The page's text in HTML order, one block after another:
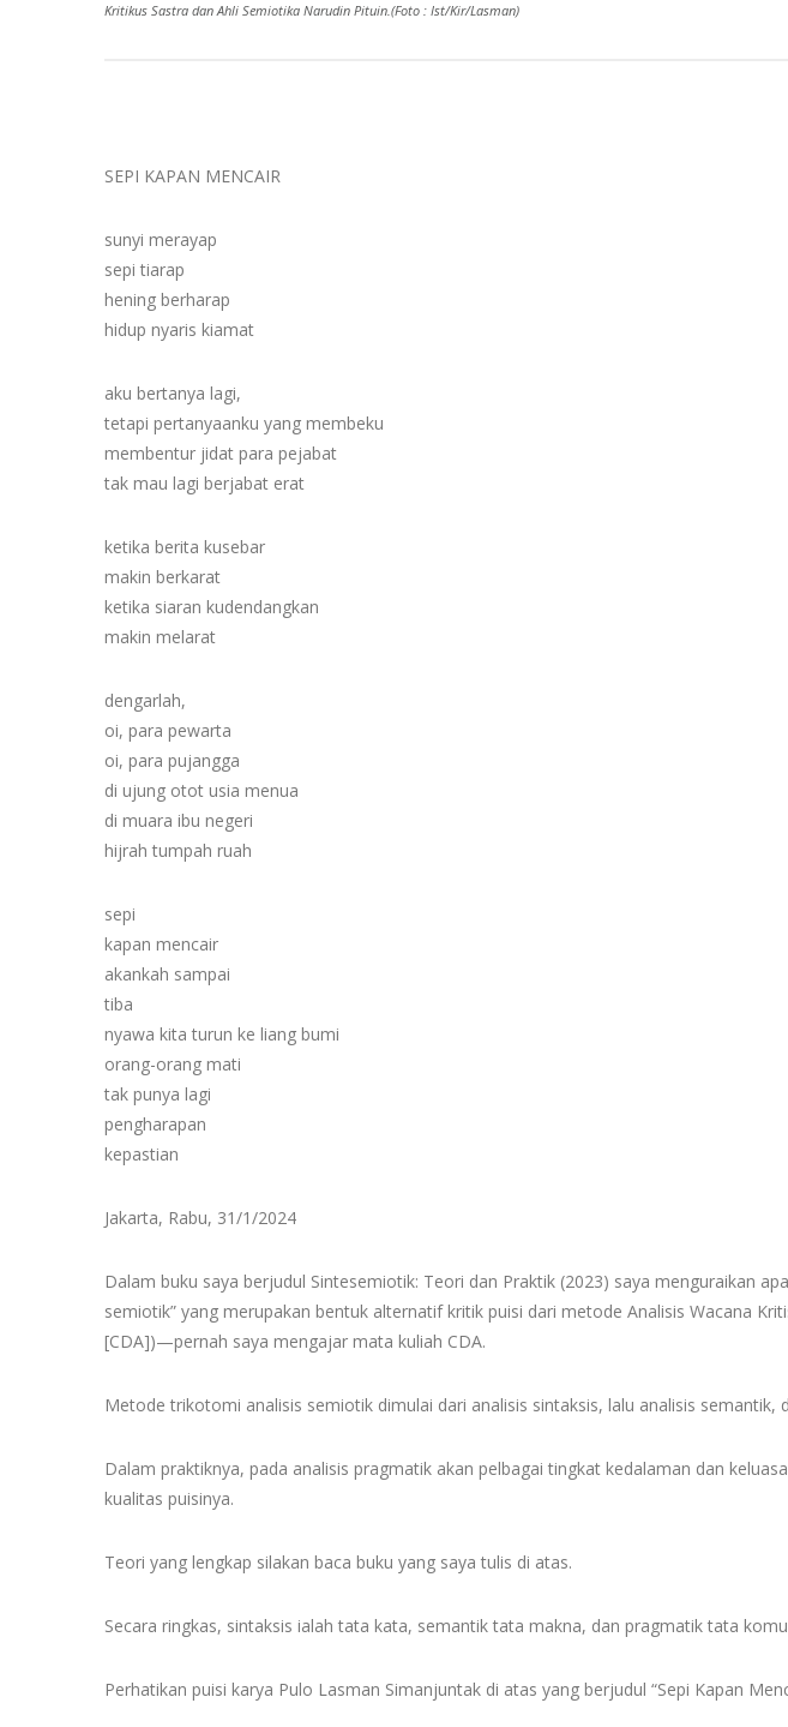
Kritikus Sastra dan Ahli Semiotika Narudin Pituin.(Foto : Ist/Kir/Lasman)
SEPI KAPAN MENCAIR
sunyi merayap
sepi tiarap
hening berharap
hidup nyaris kiamat
aku bertanya lagi,
tetapi pertanyaanku yang membeku
membentur jidat para pejabat
tak mau lagi berjabat erat
ketika berita kusebar
makin berkarat
ketika siaran kudendangkan
makin melarat
dengarlah,
oi, para pewarta
oi, para pujangga
di ujung otot usia menua
di muara ibu negeri
hijrah tumpah ruah
sepi
kapan mencair
akankah sampai
tiba
nyawa kita turun ke liang bumi
orang-orang mati
tak punya lagi
pengharapan
kepastian
Jakarta, Rabu, 31/1/2024
Dalam buku saya berjudul Sintesemiotik: Teori dan Praktik (2023) saya menguraikan
semiotik” yang merupakan bentuk alternatif kritik puisi dari metode Analisis Wacana
[CDA])—pernah saya mengajar mata kuliah CDA.
Metode trikotomi analisis semiotik dimulai dari analisis sintaksis, lalu analisis semantik,
Dalam praktiknya, pada analisis pragmatik akan pelbagai tingkat kedalaman dan
kualitas puisinya.
Teori yang lengkap silakan baca buku yang saya tulis di atas.
Secara ringkas, sintaksis ialah tata kata, semantik tata makna, dan pragmatik tata
Perhatikan puisi karya Pulo Lasman Simanjuntak di atas yang berjudul “Sepi Kapan